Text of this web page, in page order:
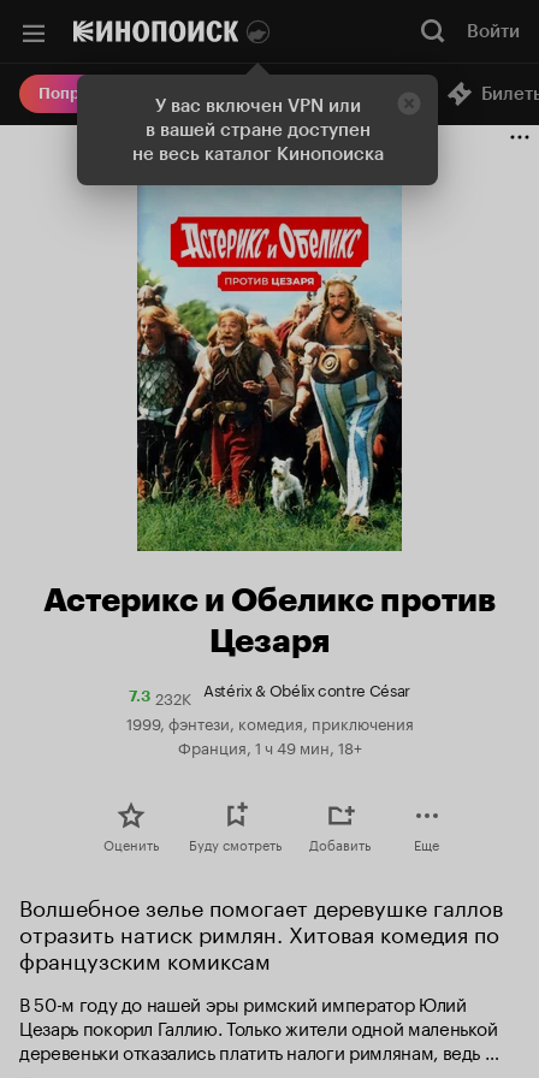
У вас включен VPN или
в вашей стране доступен
не весь каталог Кинопоиска
Войти
Попробовать Плюс Онлайн-кинотеатр
Астерикс и Обеликс против
Цезаря
7.3Рейтинг
Кинопоиска
232K Astérix & Obélix contre César
1999, фэнтези, комедия, приключения
Франция, 1 ч 49 мин, 18+
Оценить Буду смотреть Добавить Еще
Волшебное зелье помогает деревушке галлов
отразить натиск римлян. Хитовая комедия по
французским комиксам
В 50-м году до нашей эры римский император Юлий
Цезарь покорил Галлию. Только жители одной маленькой
деревеньки отказались платить налоги римлянам, ведь